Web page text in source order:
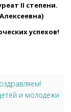
II cтепени.
успехов!
и молодежи